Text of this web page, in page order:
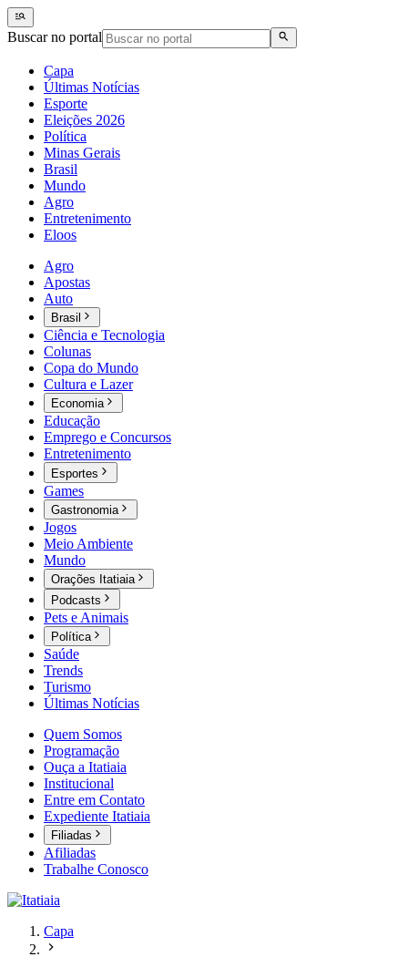
Buscar no portal
Capa
Últimas Notícias
Esporte
Eleições 2026
Política
Minas Gerais
Brasil
Mundo
Agro
Entretenimento
Eloos
Agro
Apostas
Auto
Brasil
Ciência e Tecnologia
Colunas
Copa do Mundo
Cultura e Lazer
Economia
Educação
Emprego e Concursos
Entretenimento
Esportes
Games
Gastronomia
Jogos
Meio Ambiente
Mundo
Orações Itatiaia
Podcasts
Pets e Animais
Política
Saúde
Trends
Turismo
Últimas Notícias
Quem Somos
Programação
Ouça a Itatiaia
Institucional
Entre em Contato
Expediente Itatiaia
Filiadas
Afiliadas
Trabalhe Conosco
Capa